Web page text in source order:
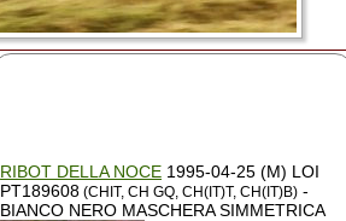
RIBOT DELLA NOCE 1995-04-25 (M) LOI
PT189608 (CHIT, CH GQ, CH(IT)T, CH(IT)B) -
BIANCO NERO MASCHERA SIMMETRICA